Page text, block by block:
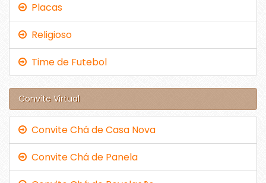
Placas
Religioso
Time de Futebol
Convite Virtual
Convite Chá de Casa Nova
Convite Chá de Panela